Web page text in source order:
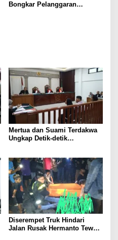
Bongkar Pelanggaran
Mertua dan Suami Terdakwa
Ungkap Detik-detik
Diserempet Truk Hindari
Jalan Rusak Hermanto Tewas